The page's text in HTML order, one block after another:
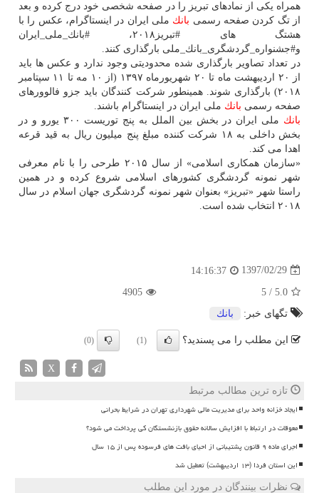
همراه یكی از نمادهای تبریز را در صفحه شخصی خود درج كرده و بعد
از تگ كردن صفحه رسمی بانك ملی ایران در اینستاگرام، عكس را با
هشتگ های #تبریز۲۰۱۸، #بانك_ملی_ایران
و#جشنواره_گردشگری_بانك_ملی بارگذاری كنند.
در تعداد تصاویر بارگذاری شده محدودیتی وجود ندارد و عكس ها باید
از ۲۰ اردیبهشت ماه تا ۲۰ شهریورماه ۱۳۹۷ (از ۱۰ مه تا ۱۱ سپتامبر
۲۰۱۸) بارگذاری شوند. همینطور شركت كنندگان باید جزو فالوورهای
صفحه رسمی بانك ملی ایران در اینستاگرام باشند.
بانك
ملی ایران در بخش بین الملل به پنج توریست ۳۰۰ یورو و در
بخش داخلی به ۱۸ شركت كننده مبلغ پنج میلیون ریال به قید قرعه
اهدا می كند.
«سازمان همكاری اسلامی» از سال ۲۰۱۵ طرحی را با نام معرفی
شهر نمونه گردشگری كشورهای اسلامی شروع كرده و در همین
راستا شهر «تبریز» بعنوان شهر نمونه گردشگری جهان اسلام در سال
۲۰۱۸ انتخاب شده است.
1397/02/29
14:16:37
5.0
/
5
4905
تگهای خبر:
بانك
این مطلب را می پسندید؟ (1)
(0)
X
تازه ترین مطالب مرتبط
ایجاد خزانه واحد برای مدیریت مالی شهرداری تهران در شرایط بحرانی
معوقات در ارتباط با افزایش سالانه حقوق بازنشستگان کی پرداخت می شود؟
اجرای ماده ۹ قانون پشتیبانی از احیای بافت های فرسوده پس از ۱۵ سال
این استان فردا (۱۳ اردیبهشت) تعطیل شد
نظرات بینندگان در مورد این مطلب